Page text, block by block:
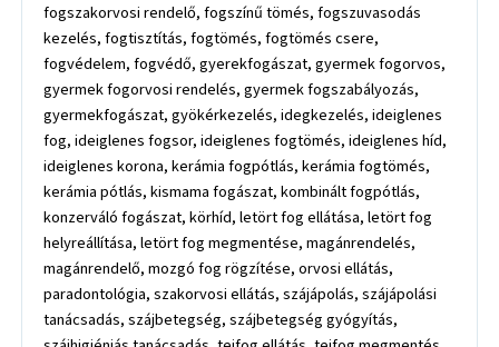
fogszakorvosi rendelő, fogszínű tömés, fogszuvasodás
kezelés, fogtisztítás, fogtömés, fogtömés csere,
fogvédelem, fogvédő, gyerekfogászat, gyermek fogorvos,
gyermek fogorvosi rendelés, gyermek fogszabályozás,
gyermekfogászat, gyökérkezelés, idegkezelés, ideiglenes
fog, ideiglenes fogsor, ideiglenes fogtömés, ideiglenes híd,
ideiglenes korona, kerámia fogpótlás, kerámia fogtömés,
kerámia pótlás, kismama fogászat, kombinált fogpótlás,
konzerváló fogászat, körhíd, letört fog ellátása, letört fog
helyreállítása, letört fog megmentése, magánrendelés,
magánrendelő, mozgó fog rögzítése, orvosi ellátás,
paradontológia, szakorvosi ellátás, szájápolás, szájápolási
tanácsadás, szájbetegség, szájbetegség gyógyítás,